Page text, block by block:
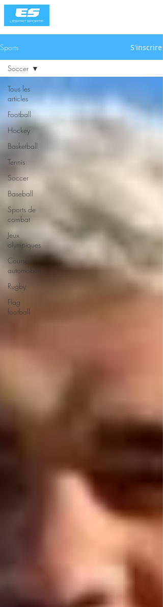
Sports S'inscrire
Tous les
articles
Football
Hockey
Basketball
Tennis
Soccer
Baseball
Sports de
combat
Jeux
olympiques
Course
automobile
Rugby
Flag
football
Soccer